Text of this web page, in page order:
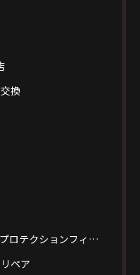
換
テクションフィルム）
ペア